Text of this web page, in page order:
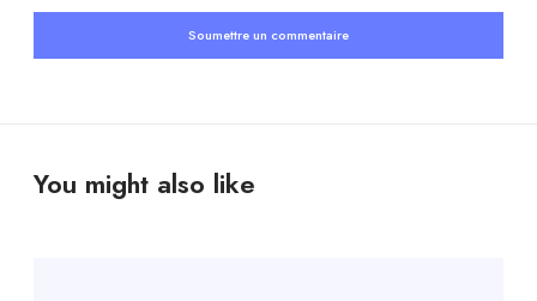
You might also like